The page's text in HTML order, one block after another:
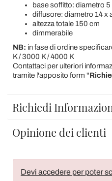
base soffitto: diametro
diffusore: diametro 14 x
altezza totale 150 cm
dimmerabile
NB: in fase di ordine
K / 3000 K / 4000 K
Contattaci per ulteriori
tramite l'apposito form "
Richiedi
Opinione dei clienti
Devi accedere per poter